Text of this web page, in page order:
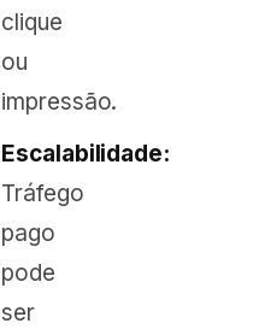
clique
ou
impressão.
Escalabilidade:
Tráfego
pago
pode
ser